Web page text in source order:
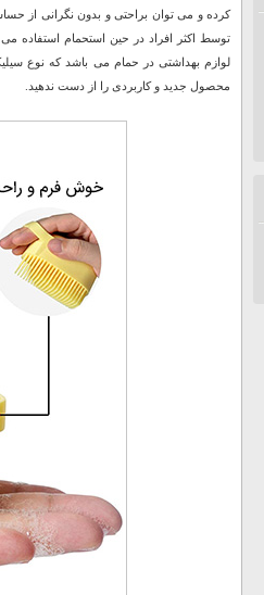
کرده و می توان براحتی و بدون نگرانی از
توسط اکثر افراد در حین استحمام استفاده
لوازم بهداشتی در حمام می باشد که نوع
محصول جدید و کاربردی را از دست ندهید.